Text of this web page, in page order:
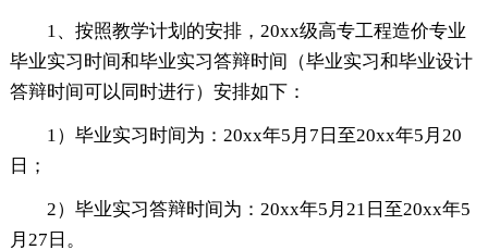
1、按照教学计划的安排，20xx级高专工程造价专业
毕业实习时间和毕业实习答辩时间（毕业实习和毕业设计
答辩时间可以同时进行）安排如下：
1）毕业实习时间为：20xx年5月7日至20xx年5月20
日；
2）毕业实习答辩时间为：20xx年5月21日至20xx年5
月27日。